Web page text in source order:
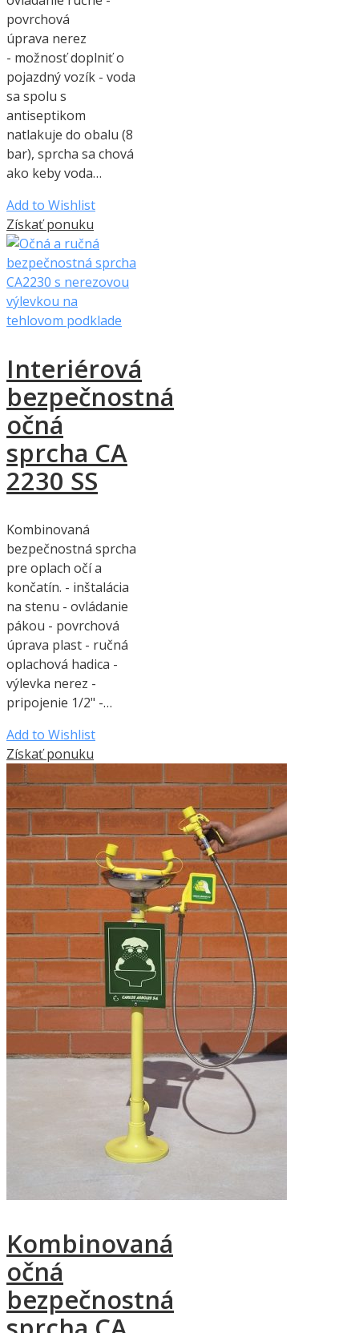
povrchová
úprava nerez
- možnosť doplniť o
pojazdný vozík - voda
sa spolu s
antiseptikom
natlakuje do obalu (8
bar), sprcha sa chová
ako keby voda…
Add to Wishlist
Získať ponuku
Interiérová
bezpečnostná
očná
sprcha CA
2230 SS
Kombinovaná
bezpečnostná sprcha
pre oplach očí a
končatín. - inštalácia
na stenu - ovládanie
pákou - povrchová
úprava plast - ručná
oplachová hadica -
výlevka nerez -
pripojenie 1/2" -…
Add to Wishlist
Získať ponuku
Kombinovaná
očná
bezpečnostná